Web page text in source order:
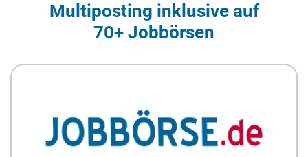
Multiposting inklusive auf
70+ Jobbörsen